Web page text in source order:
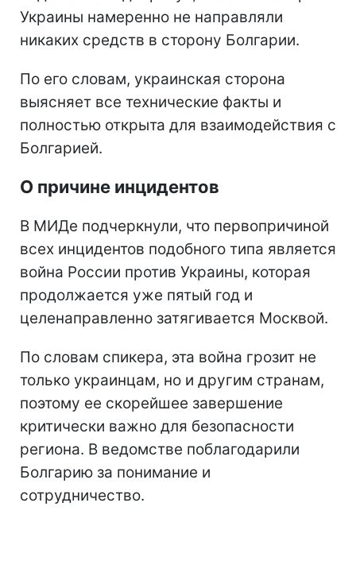
Украины намеренно не направляли
никаких средств в сторону Болгарии.
По его словам, украинская сторона
выясняет все технические факты и
полностью открыта для взаимодействия с
Болгарией.
О причине инцидентов
В МИДе подчеркнули, что первопричиной
всех инцидентов подобного типа является
война России против Украины, которая
продолжается уже пятый год и
целенаправленно затягивается Москвой.
По словам спикера, эта война грозит не
только украинцам, но и другим странам,
поэтому ее скорейшее завершение
критически важно для безопасности
региона. В ведомстве поблагодарили
Болгарию за понимание и
сотрудничество.